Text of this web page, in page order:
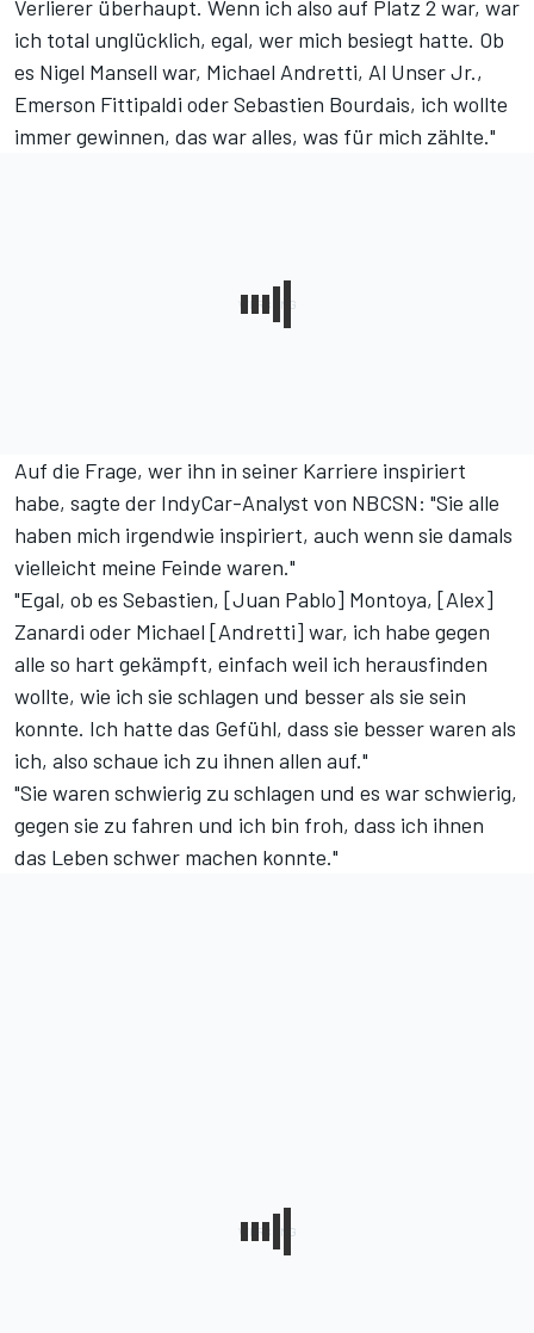
Verlierer überhaupt. Wenn ich also auf Platz 2 war, war
ich total unglücklich, egal, wer mich besiegt hatte. Ob
es Nigel Mansell war, Michael Andretti, Al Unser Jr.,
Emerson Fittipaldi oder Sebastien Bourdais, ich wollte
immer gewinnen, das war alles, was für mich zählte."
Auf die Frage, wer ihn in seiner Karriere inspiriert
habe, sagte der IndyCar-Analyst von NBCSN: "Sie alle
haben mich irgendwie inspiriert, auch wenn sie damals
vielleicht meine Feinde waren."
"Egal, ob es Sebastien, [Juan Pablo] Montoya, [Alex]
Zanardi oder Michael [Andretti] war, ich habe gegen
alle so hart gekämpft, einfach weil ich herausfinden
wollte, wie ich sie schlagen und besser als sie sein
konnte. Ich hatte das Gefühl, dass sie besser waren als
ich, also schaue ich zu ihnen allen auf."
"Sie waren schwierig zu schlagen und es war schwierig,
gegen sie zu fahren und ich bin froh, dass ich ihnen
das Leben schwer machen konnte."